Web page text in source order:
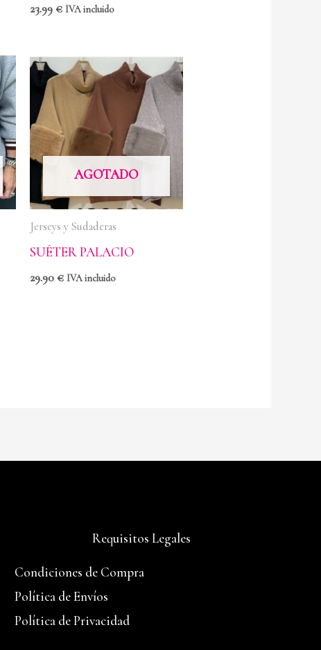
23.99€ IVA incluido
AGOTADO
Jerseys y Sudaderas
SUÉTER PALACIO
29.90€ IVA incluido
Requisitos Legales
Condiciones de Compra
Política de Envíos
Política de Privacidad